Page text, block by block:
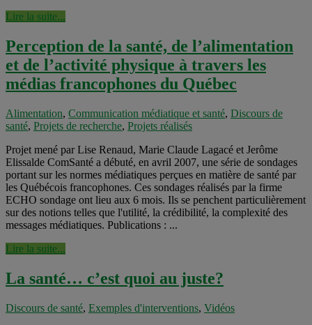
Lire la suite...
Perception de la santé, de l’alimentation
et de l’activité physique à travers les
médias francophones du Québec
Alimentation, Communication médiatique et santé, Discours de
santé, Projets de recherche, Projets réalisés
Projet mené par Lise Renaud, Marie Claude Lagacé et Jerôme
Elissalde ComSanté a débuté, en avril 2007, une série de sondages
portant sur les normes médiatiques perçues en matière de santé par
les Québécois francophones. Ces sondages réalisés par la firme
ECHO sondage ont lieu aux 6 mois. Ils se penchent particulièrement
sur des notions telles que l'utilité, la crédibilité, la complexité des
messages médiatiques. Publications : ...
Lire la suite...
La santé… c’est quoi au juste?
Discours de santé, Exemples d'interventions, Vidéos